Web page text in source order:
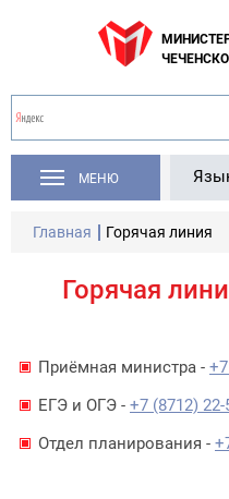
МЕНЮ
Главная Горячая линия
Горячая
Приёмная министра -
ЕГЭ и ОГЭ - +7 (8712) 22-
Отдел планирования -